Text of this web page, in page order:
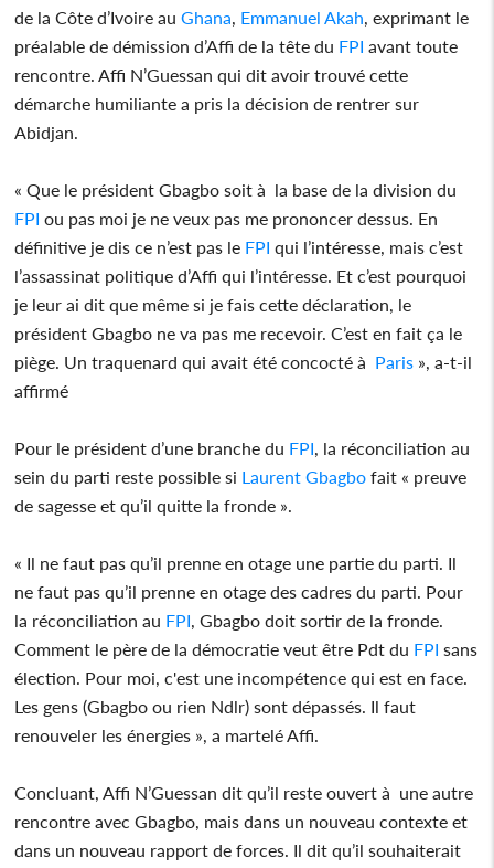
de la Côte d’Ivoire auGhana Emmanuel Akah , exprimant le
préalable de démission d’Affi de la tête du FPI avant toute
rencontre. Affi N’Guessan qui dit avoir trouvé cette
démarche humiliante a pris la décision de rentrer sur
Abidjan.
« Que le président Gbagbo soit à la base de la division du
FPI ou pas moi je ne veux pas me prononcer dessus. En
définitive je dis ce n’est pas le FPI qui l’intéresse, mais c’est
l’assassinat politique d’Affi qui l’intéresse. Et c’est pourquoi
je leur ai dit que même si je fais cette déclaration, le
président Gbagbo ne va pas me recevoir. C’est en fait ça le
piège. Un traquenard qui avait été concocté à Paris », a-t-il
affirmé
Pour le président d’une branche du FPI , la réconciliation au
sein du parti reste possible si Laurent Gbagbo fait « preuve
de sagesse et qu’il quitte la fronde ».
« Il ne faut pas qu’il prenne en otage une partie du parti. Il
ne faut pas qu’il prenne en otage des cadres du parti. Pour
la réconciliation au FPI , Gbagbo doit sortir de la fronde.
Comment le père de la démocratie veut être Pdt du FPI sans
élection. Pour moi, c'est une incompétence qui est en face.
Les gens (Gbagbo ou rien Ndlr) sont dépassés. Il faut
renouveler les énergies », a martelé Affi.
Concluant, Affi N’Guessan dit qu’il reste ouvert à une autre
rencontre avec Gbagbo, mais dans un nouveau contexte et
dans un nouveau rapport de forces. Il dit qu’il souhaiterait